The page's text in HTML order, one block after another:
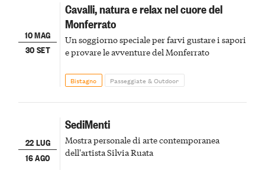
10 MAG
30 SET
Cavalli, natura e relax nel cuore del
Monferrato
Un soggiorno speciale per farvi gustare i sapori
e provare le avventure del Monferrato
Bistagno Passeggiate & Outdoor
22 LUG
16 AGO
SediMenti
Mostra personale di arte contemporanea
dell'artista Silvia Ruata